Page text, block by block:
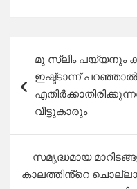
navigation
മു സ്ലിം പയ്യനും
ഇഷ്ട്ടാന്ന്
വീട്ടുകാരും
സമൃദ്ധമായ
കാലത്തിൻ്റെ